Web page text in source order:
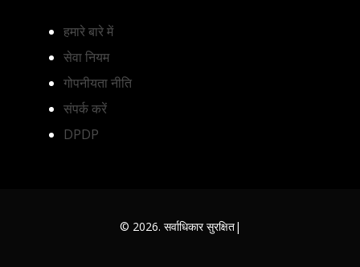
हमारे बारे में
सेवा नियम
गोपनीयता नीति
संपर्क करें
DPDP
© 2026. सर्वाधिकार सुरक्षित|